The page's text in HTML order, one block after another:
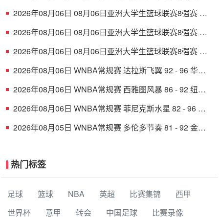
2026年08月06日 08月06日亚洲大学生篮球联赛8强赛 早
2026年08月06日 08月06日亚洲大学生篮球联赛8强赛 北
2026年08月06日 08月06日亚洲大学生篮球联赛8强赛 延
2026年08月06日 WNBA常规赛 达拉斯飞翼 92 - 96 华盛
2026年08月06日 WNBA常规赛 西雅图风暴 86 - 92 纽约
2026年08月06日 WNBA常规赛 菲尼克斯水星 82 - 96 亚
2026年08月05日 WNBA常规赛 多伦多节奏 81 - 92 金州
热门标签
足球 篮球 NBA 英超 比赛集锦
西甲
世界杯
意甲 转会 中国足球
比赛录像